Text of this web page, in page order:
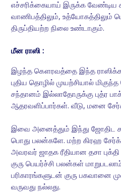
எச்சரிக்கையாய் இருக்க வேண்டிய
வாணிபத்திலும், உத்யோகத்திலும்
திருப்தியற்ற நிலை உண்டாகும்.
மீன ராஸி :
இழந்த கௌரவத்தை இந்த
புதிய தொழில் முயற்சியால்
சந்தானம் இல்லாதோருக்கு புத்ர
ஆதரவளிப்பார்கள். வீடு, மனை
இவை அனைத்தும் இந்து ஜோதிட
பொது பலன்களே. மற்ற கிரஹ
அவரவர் ஜாதக ரீதியான தசா
குரு பெயர்ச்சி பலன்கள்
பரிகாரங்களுடன் குரு பகவானை
வருவது நல்லது.